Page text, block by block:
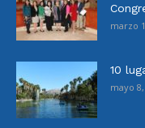
marzo
10
mayo